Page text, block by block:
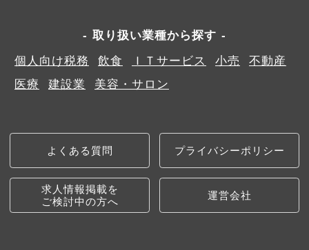
取り扱い業種から探す
個人向け税務
飲食 ＩＴサービス 小売
不動産
医療
建設業 美容・サロン
よくある質問 プライバシーポリシー
求人情報掲載を
ご検討中の方へ
運営会社